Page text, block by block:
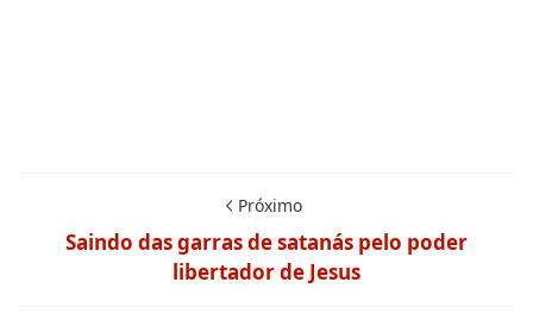
Próximo
Saindo das garras de satanás pelo poder
libertador de Jesus